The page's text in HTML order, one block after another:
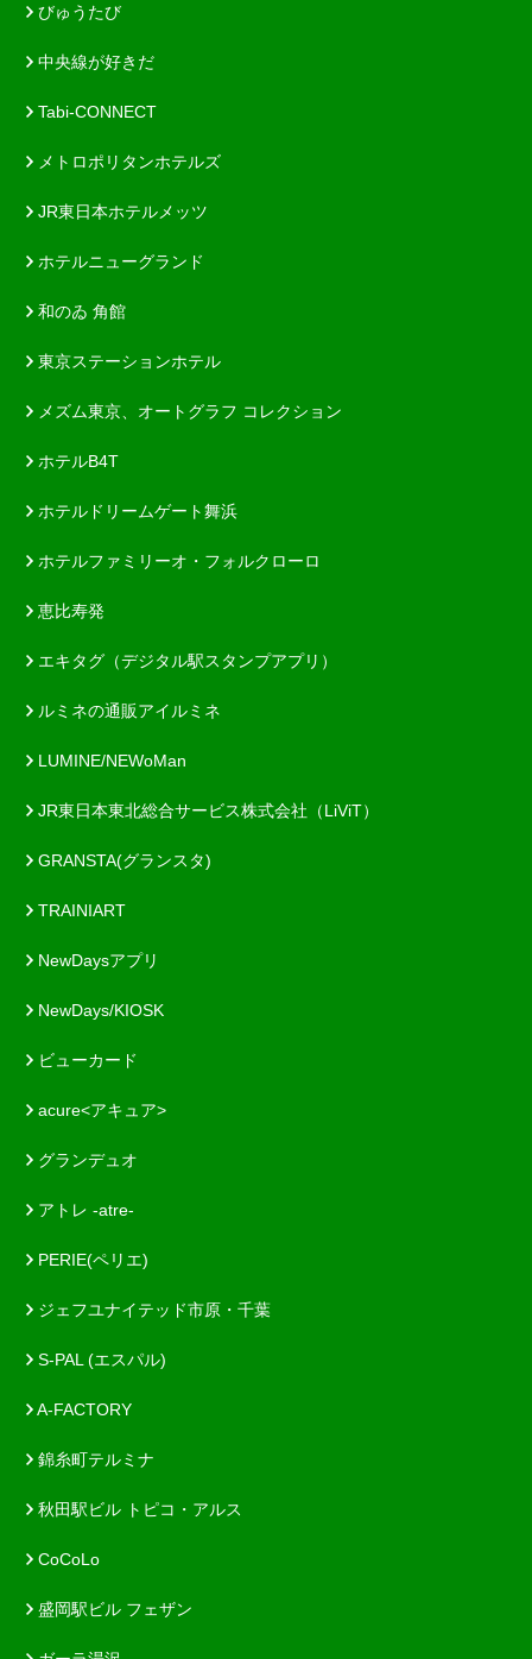
びゅうたび
中央線が好きだ
Tabi-CONNECT
メトロポリタンホテルズ
JR東日本ホテルメッツ
ホテルニューグランド
和のゐ 角館
東京ステーションホテル
メズム東京、オートグラフ コレクション
ホテルB4T
ホテルドリームゲート舞浜
ホテルファミリーオ・フォルクローロ
恵比寿発
エキタグ（デジタル駅スタンプアプリ）
ルミネの通販アイルミネ
LUMINE/NEWoMan
JR東日本東北総合サービス株式会社（LiViT）
GRANSTA(グランスタ)
TRAINIART
NewDaysアプリ
NewDays/KIOSK
ビューカード
acure<アキュア>
グランデュオ
アトレ -atre-
PERIE(ペリエ)
ジェフユナイテッド市原・千葉
S-PAL (エスパル)
A-FACTORY
錦糸町テルミナ
秋田駅ビル トピコ・アルス
CoCoLo
盛岡駅ビル フェザン